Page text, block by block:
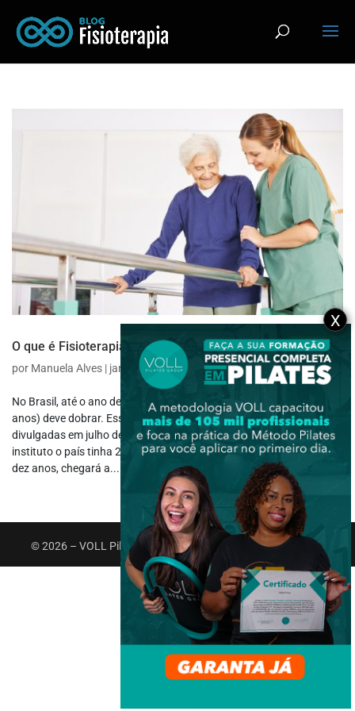
O que é Fisioterapia Gerontológica?
por Manuela Alves | jan 30, 2020|Fisioterapia Gerontológica
No Brasil, até o ano de 2042 o número de idosos (acima de 60
anos) deve dobrar. Esses dados são projeções do IBGE e foram
divulgadas em julho de 2018.De acordo com o levantamento do
instituto o país tinha 28 milhões de idosos no ano passado e em
dez anos, chegará a...
© 2026 – VOLL Pilates Group. Todos os direitos reservados.
X